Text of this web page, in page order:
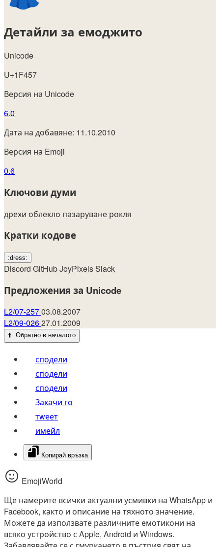
Детайли за емоджито
Unicode
U+1F457
Версия на Unicode
6.0
Дата на добавяне: 11.10.2010
Версия на Emoji
0.6
Ключови думи
дрехи облекло пазаруване рокля
Кратки кодове
:dress:
Discord GitHubJoyPixelsSlack
Предложения за Unicode
L2/07-25703.08.2007
L2/09-02627.01.2009
⬆️ Обратно в началото
сподели
сподели
сподели
Закачи го
тwеет
имейл
Копирай връзка
EmojiWorld
Ще намерите всички актуални усмивки на WhatsApp и
Facebook, както и описание на тяхното значение.
Можете да използвате различните емотикони на
всяко устройство с Apple, Android и Windows.